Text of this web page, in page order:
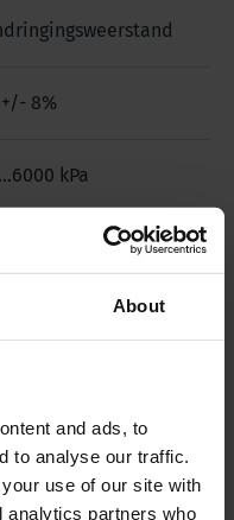
About
and ads, to
to analyse our traffic.
use of our site with
analytics partners who
8%
kPa
staal, staal,
materiaal
x 30 x 9 cm